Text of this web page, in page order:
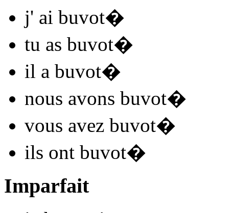
j' ai buvot�
tu as buvot�
il a buvot�
nous avons buvot�
vous avez buvot�
ils ont buvot�
Imparfait